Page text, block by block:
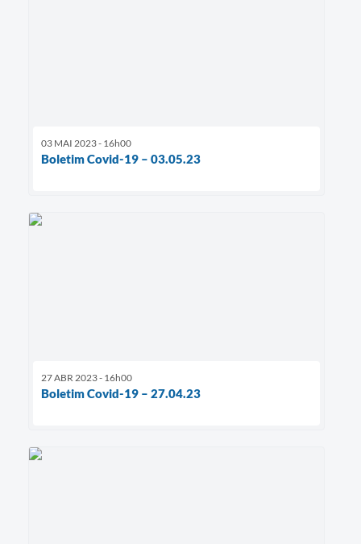
03 MAI 2023 - 16h00
Boletim Covid-19 – 03.05.23
27 ABR 2023 - 16h00
Boletim Covid-19 – 27.04.23